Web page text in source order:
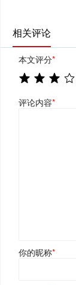
相关评论
本文评分*
评论内容*
你的昵称*